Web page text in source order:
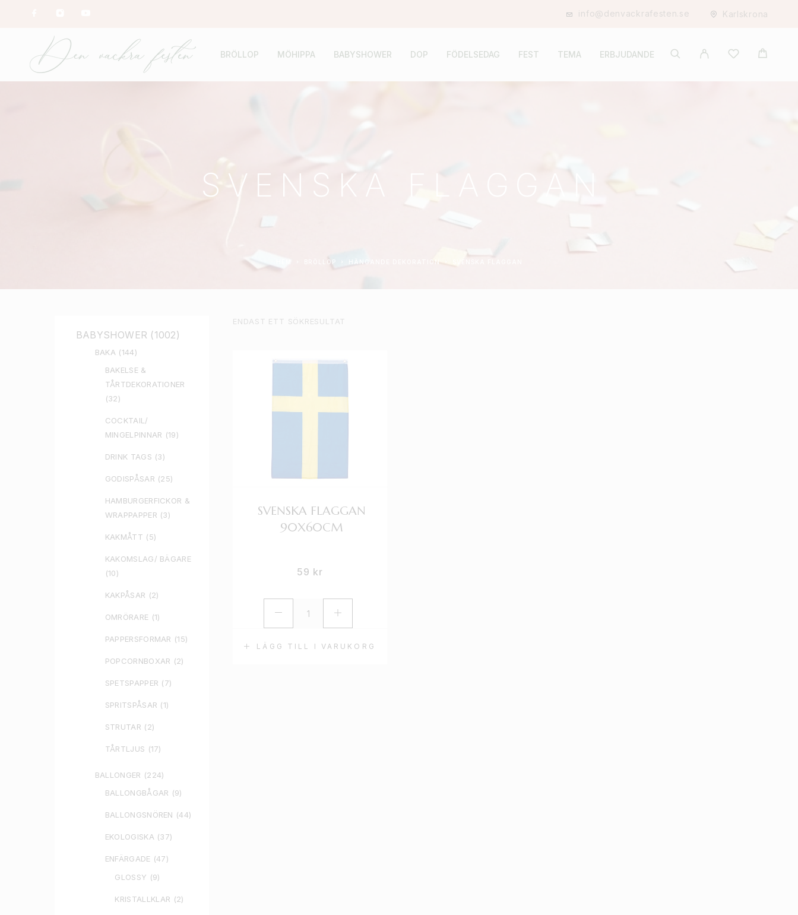
info@denvackrafesten.se Karlskrona
BRÖLLOP MÖHIPPA BABYSHOWER DOP FÖDELSEDAG FEST TEMA ERBJUDANDE
SVENSKA FLAGGAN
BRÖLLOP HÄNGANDE DEKORATION
BABYSHOWER (1002)
BAKA (144)
BAKELSE &
TÅRTDEKORATIONER
(32)
COCKTAIL/
MINGELPINNAR (19)
DRINK TAGS (3)
GODISPÅSAR (25)
HAMBURGERFICKOR &
WRAPPAPPER (3)
KAKMÅTT (5)
KAKOMSLAG/ BÄGARE
(10)
KAKPÅSAR (2)
OMRÖRARE (1)
PAPPERSFORMAR (15)
POPCORNBOXAR (2)
SPETSPAPPER (7)
SPRITSPÅSAR (1)
STRUTAR (2)
TÅRTLJUS (17)
BALLONGER (224)
BALLONGBÅGAR (9)
BALLONGSNÖREN (44)
EKOLOGISKA (37)
ENFÄRGADE (47)
GLOSSY (9)
KRISTALLKLAR (2)
ENDAST ETT SÖKRESULTAT
LÄGG TILL I VARUKORG
SVENSKA FLAGGAN
90X60CM
59 kr